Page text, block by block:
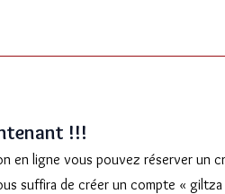
!!!
en ligne vous pouvez réserver un
suffira de créer un compte « giltza